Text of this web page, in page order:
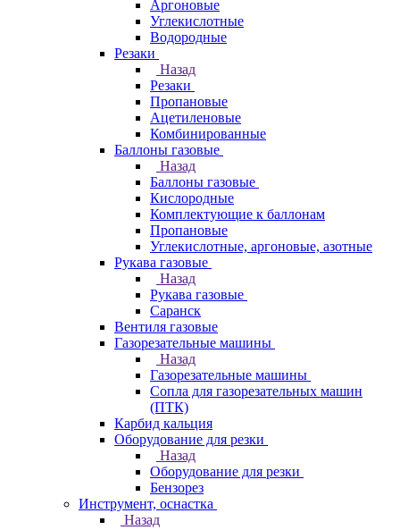
Аргоновые
Углекислотные
Водородные
Резаки
Назад
Резаки
Пропановые
Ацетиленовые
Комбинированные
Баллоны газовые
Назад
Баллоны газовые
Кислородные
Комплектующие к баллонам
Пропановые
Углекислотные, аргоновые, азотные
Рукава газовые
Назад
Рукава газовые
Саранск
Вентиля газовые
Газорезательные машины
Назад
Газорезательные машины
Сопла для газорезательных машин
(ПТК)
Карбид кальция
Оборудование для резки
Назад
Оборудование для резки
Бензорез
Инструмент, оснастка
Назад